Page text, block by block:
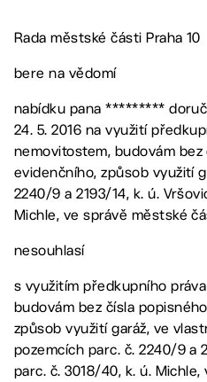
Rada městské části Praha 10
bere na vědomí
nabídku pana *********
24. 5. 2016 na využití
nemovitostem, budovám
evidenčního, způsob využití
2240/9 a 2193/14, k. ú.
Michle, ve správě městské
nesouhlasí
s využitím předkupního
budovám bez čísla
způsob využití garáž, ve
pozemcích parc. č. 2240/9 a
parc. č. 3018/40, k. ú.